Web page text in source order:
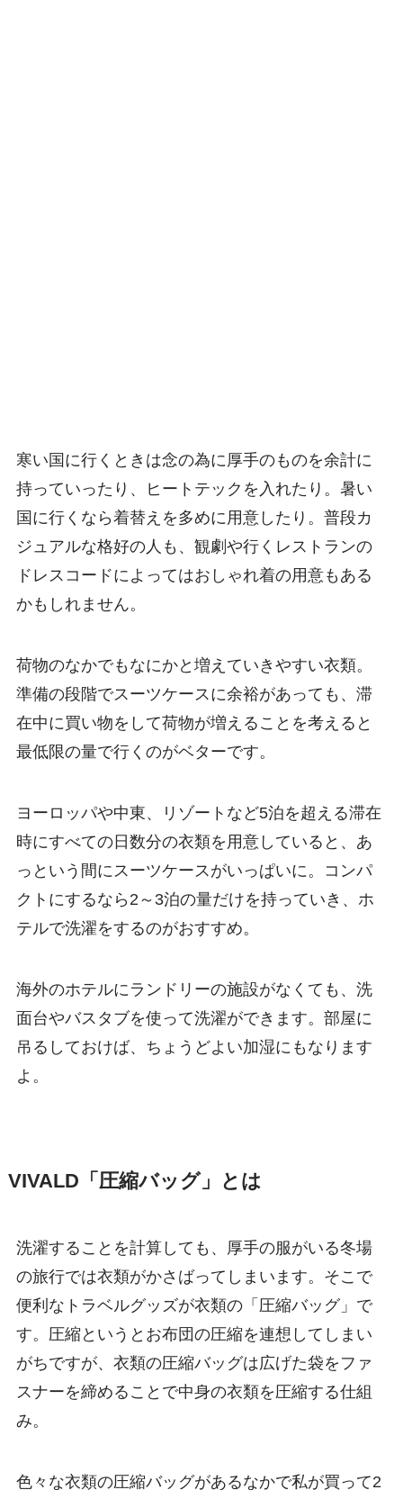
寒い国に行くときは念の為に厚手のものを余計に
持っていったり、ヒートテックを入れたり。暑い
国に行くなら着替えを多めに用意したり。普段カ
ジュアルな格好の人も、観劇や行くレストランの
ドレスコードによってはおしゃれ着の用意もある
かもしれません。
荷物のなかでもなにかと増えていきやすい衣類。
準備の段階でスーツケースに余裕があっても、滞
在中に買い物をして荷物が増えることを考えると
最低限の量で行くのがベターです。
ヨーロッパや中東、リゾートなど5泊を超える滞在
時にすべての日数分の衣類を用意していると、あ
っという間にスーツケースがいっぱいに。
コンパ
クトにするなら2～3泊の量だけを持っていき、ホ
テルで洗濯をするのがおすすめ。
海外のホテルにランドリーの施設がなくても、洗
面台やバスタブを使って洗濯ができます。部屋に
吊るしておけば、ちょうどよい加湿にもなります
よ。
VIVALD「圧縮バッグ」とは
洗濯することを計算しても、厚手の服がいる冬場
の旅行では衣類がかさばってしまいます。そこで
便利な トラベルグッズが衣類の「圧縮バッグ」 で
す。圧縮というとお布団の圧縮を連想してしまい
がちですが、衣類の圧縮バッグは広げた袋をファ
スナーを締めることで中身の衣類を圧縮する仕組
み。
色々な衣類の圧縮バッグがあるなかで私が買って2